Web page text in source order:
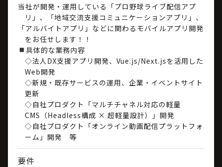
当社が開発・運用している「プロ野球ライブ配信アプ
リ」、「地域交流支援コミュニケーションアプリ」、
「アルバイトアプリ」などに関わるモバイルアプリ開発
をお任せします！！
具体的な業務内容
◇法人DX支援アプリ開発、Vue.js/Next.jsを活用した
Web開発
◇新規・既存サービスの運用、企業・イベントサイト
更新
◇自社プロダクト「マルチチャネル対応の軽量
CMS（Headless構成 × 超軽量設計）」開発
◇自社プロダクト「オンライン動画配信プラットフォ
ーム」開発 等
要件